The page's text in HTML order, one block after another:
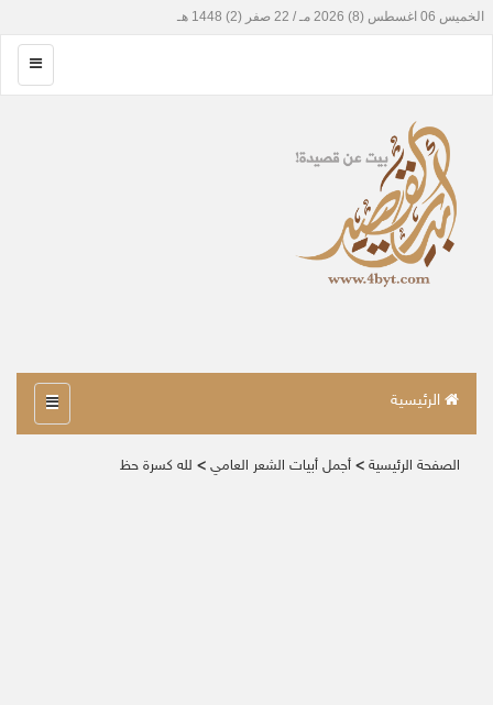
الرئيسية
الصفحة الرئيسية > أجمل أبيات الشعر العامي > لله كسرة حظ